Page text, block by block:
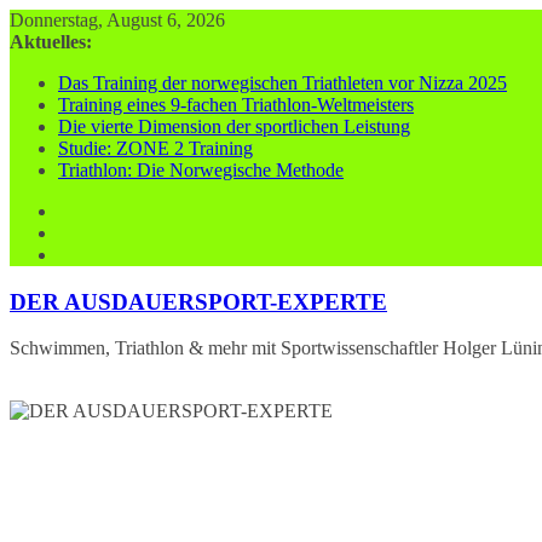
Zum
Inhalt
Donnerstag, August 6, 2026
Aktuelles:
Das Training der norwegischen Triathleten vor Nizza 2025
Training eines 9-fachen Triathlon-Weltmeisters
Die vierte Dimension der sportlichen Leistung
Studie: ZONE 2 Training
Triathlon: Die Norwegische Methode
DER AUSDAUERSPORT-EXPERTE
Schwimmen, Triathlon & mehr mit Sportwissenschaftler Holger